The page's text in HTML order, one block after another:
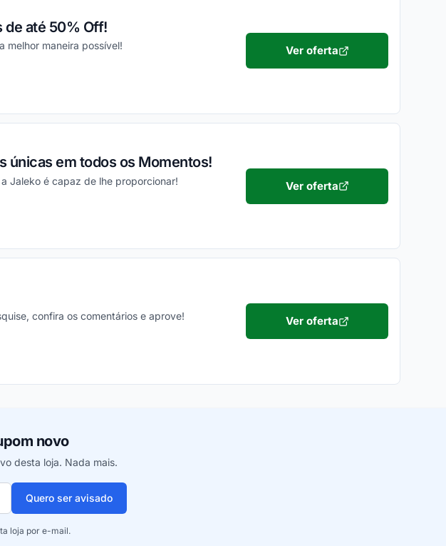
de até 50% Off!
melhor maneira possível! Ver oferta
únicas em todos os Momentos!
Jaleko é capaz de lhe proporcionar! Ver oferta
confira os comentários e aprove! Ver oferta
novo
desta loja. Nada mais.
Quero ser avisado
loja por e-mail.